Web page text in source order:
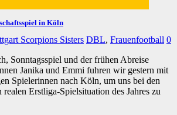
in Köln
Scorpions Sisters DBL, Frauenfootball 0
Sonntagsspiel und der frühen Abreise
Janika und Emmi fuhren wir gestern mit
Spielerinnen nach Köln, um uns bei den
realen Erstliga-Spielsituation des Jahres zu